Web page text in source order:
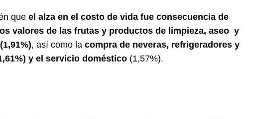
que el alza en el costo de vida fue consecuencia de
valores de las frutas y productos de limpieza, aseo y
, así como la compra de neveras, refrigeradores y
y el servicio doméstico (1,57%).